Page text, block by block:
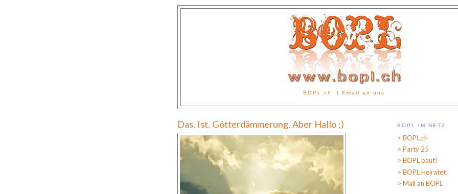
BOPL.ch | Email an uns
Das. Ist. Götterdämmerung. Aber Hallo ;) BOPL IM NETZ
> BOPL.ch
> Party 25
> BOPL baut!
> BOPL Heiratet!
> Mail an BOPL